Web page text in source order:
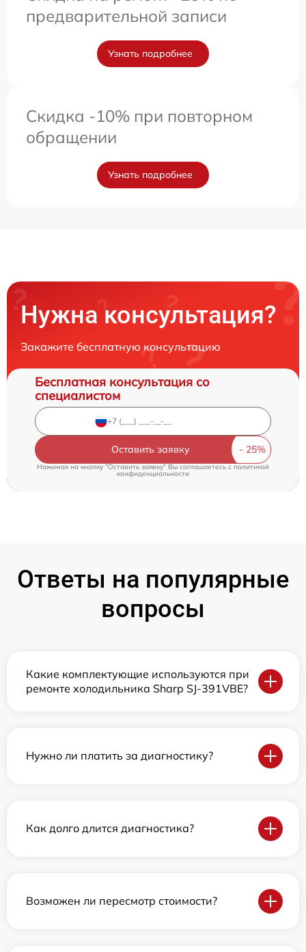
предварительной записи
Узнать подробнее
Скидка -10% при повторном
обращении
Узнать подробнее
Нужна консультация?
Закажите бесплатную консультацию
Бесплатная консультация со
специалистом
Оставить заявку
Нажимая на кнопку "Оставить заявку" Вы соглашаетесь cполитикой
конфиденциальности
Ответы на популярные
вопросы
Какие комплектующие используются при
ремонте холодильника Sharp SJ-391VBE?
Нужно ли платить за диагностику?
Как долго длится диагностика?
Возможен ли пересмотр стоимости?